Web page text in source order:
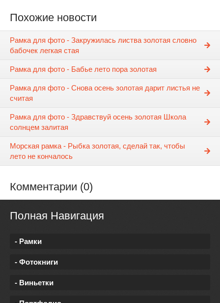
Похожие новости
Рамка для фото - Закружилась листва золотая словно
бабочек легкая стая
Рамка для фото - Бабье лето пора золотая
Рамка для фото - Снова осень золотая дарит листья не
считая
Рамка для фото - Здравствуй осень золотая Школа
солнцем залитая
Морская рамка - Рыбка золотая, сделай так, чтобы
лето не кончалось
Комментарии (0)
Полная Навигация
- Рамки
- Фотокниги
- Виньетки